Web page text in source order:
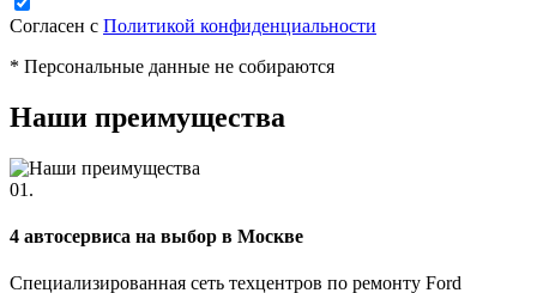
Согласен с Политикой конфиденциальности
* Персональные данные не собираются
Наши преимущества
01.
4 автосервиса на выбор в Москве
Специализированная сеть техцентров по ремонту Ford